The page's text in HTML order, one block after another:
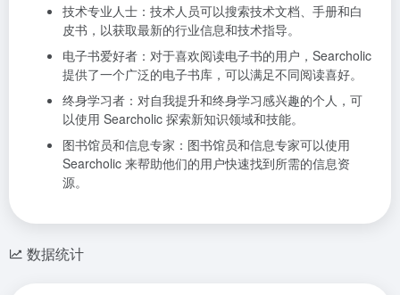
技术专业人士：技术人员可以搜索技术文档、手册和白
皮书，以获取最新的行业信息和技术指导。
电子书爱好者：对于喜欢阅读电子书的用户，Searcholic
提供了一个广泛的电子书库，可以满足不同阅读喜好。
终身学习者：对自我提升和终身学习感兴趣的个人，可
以使用 Searcholic 探索新知识领域和技能。
图书馆员和信息专家：图书馆员和信息专家可以使用
Searcholic 来帮助他们的用户快速找到所需的信息资
源。
数据统计